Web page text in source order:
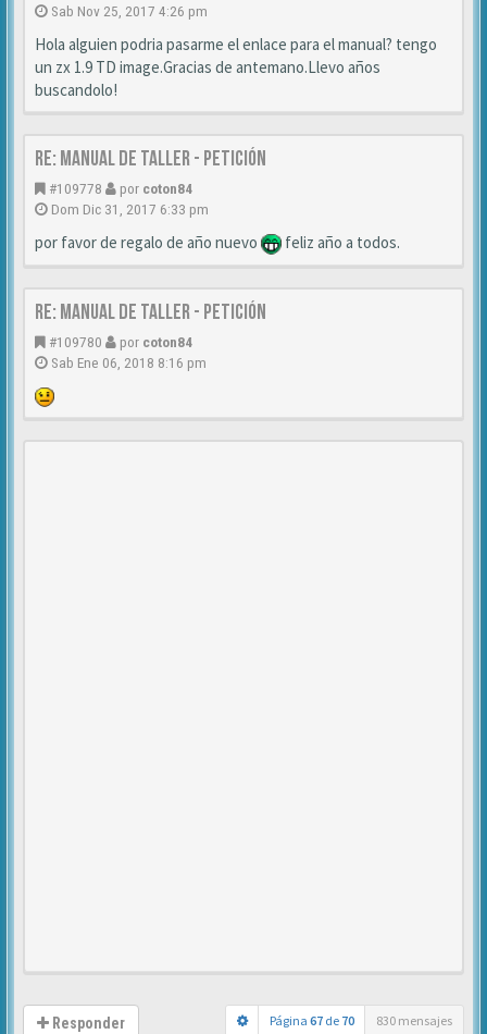
Sab Nov 25, 2017 4:26 pm
Hola alguien podria pasarme el enlace para el manual? tengo
un zx 1.9 TD image.Gracias de antemano.Llevo años
buscandolo!
Re: MANUAL DE TALLER - Petición
#109778 por coton84
Dom Dic 31, 2017 6:33 pm
por favor de regalo de año nuevo feliz año a todos.
Re: MANUAL DE TALLER - Petición
#109780 por coton84
Sab Ene 06, 2018 8:16 pm
Responder Página 67 de 70 830 mensajes